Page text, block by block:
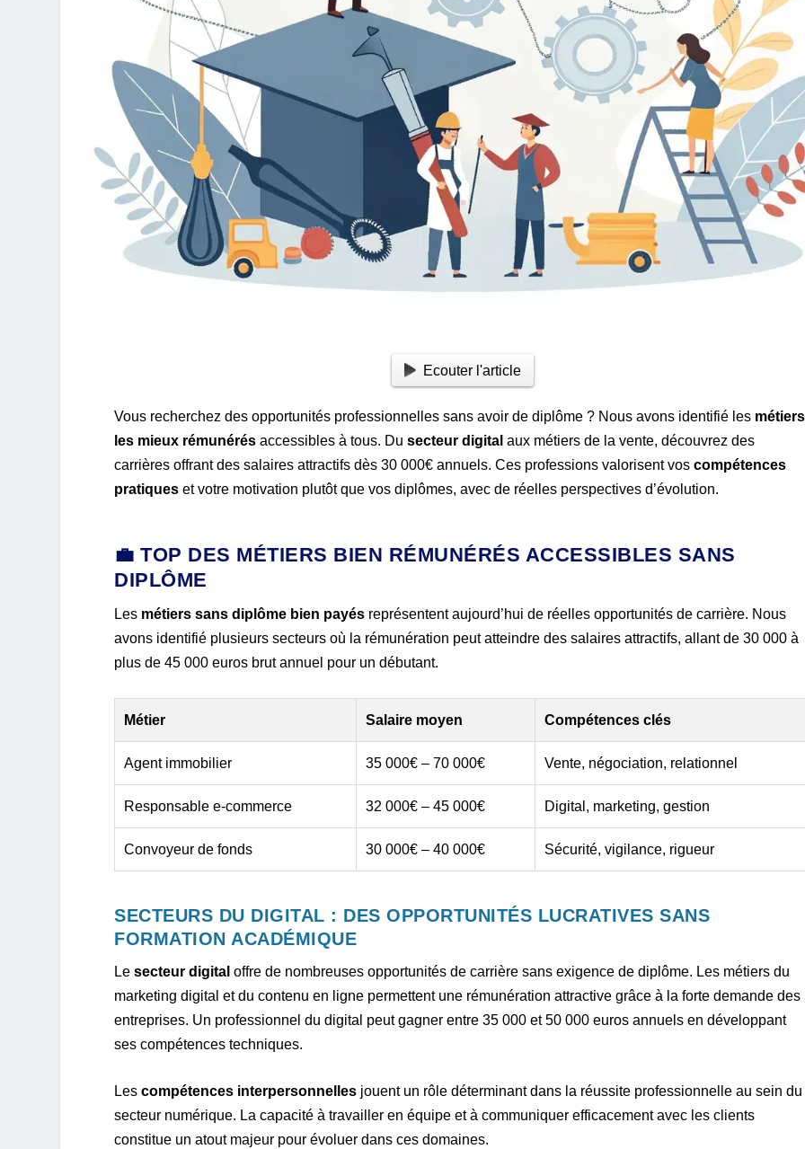
Ecouter l'article
Vous recherchez des opportunités professionnelles sans avoir de diplôme ? Nous avons identifié les métiers
les mieux rémunérés accessibles à tous. Dusecteur digital aux métiers de la vente, découvrez des
carrières offrant des salaires attractifs dès 30 000€ annuels. Ces professions valorisent voscompétences
pratiques et votre motivation plutôt que vos diplômes, avec de réelles perspectives d’évolution.
💼 TOP DES MÉTIERS BIEN RÉMUNÉRÉS ACCESSIBLES SANS
DIPLÔME
Les métiers sans diplôme bien payés représentent aujourd’hui de réelles opportunités de carrière. Nous
avons identifié plusieurs secteurs où la rémunération peut atteindre des salaires attractifs, allant de 30 000 à
plus de 45 000 euros brut annuel pour un débutant.
Métier Salaire moyen Compétences clés
Agent immobilier 35 000€ – 70 000€ Vente, négociation, relationnel
Responsable e-commerce 32 000€ – 45 000€ Digital, marketing, gestion
Convoyeur de fonds 30 000€ – 40 000€ Sécurité, vigilance, rigueur
SECTEURS DU DIGITAL : DES OPPORTUNITÉS LUCRATIVES SANS
FORMATION ACADÉMIQUE
Lesecteur digital offre de nombreuses opportunités de carrière sans exigence de diplôme. Les métiers du
marketing digital et du contenu en ligne permettent une rémunération attractive grâce à la forte demande des
entreprises. Un professionnel du digital peut gagner entre 35 000 et 50 000 euros annuels en développant
ses compétences techniques.
Lescompétences interpersonnelles jouent un rôle déterminant dans la réussite professionnelle au sein du
secteur numérique. La capacité à travailler en équipe et à communiquer efficacement avec les clients
constitue un atout majeur pour évoluer dans ces domaines.